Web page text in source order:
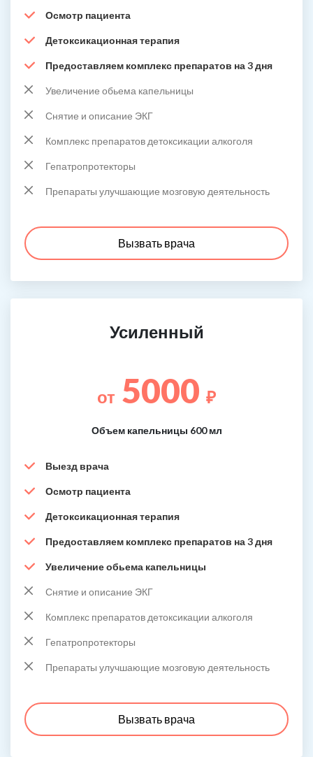
Осмотр пациента
Детоксикационная терапия
Предоставляем комплекс препаратов на 3 дня
Увеличение обьема капельницы
Снятие и описание ЭКГ
Комплекс препаратов детоксикации алкоголя
Гепатропротекторы
Препараты улучшающие мозговую деятельность
Вызвать врача
Усиленный
от 5000 ₽
Объем капельницы 600 мл
Выезд врача
Осмотр пациента
Детоксикационная терапия
Предоставляем комплекс препаратов на 3 дня
Увеличение обьема капельницы
Снятие и описание ЭКГ
Комплекс препаратов детоксикации алкоголя
Гепатропротекторы
Препараты улучшающие мозговую деятельность
Вызвать врача